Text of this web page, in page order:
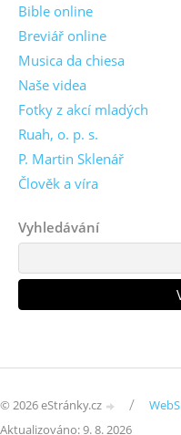
Bible online
Breviář online
Musica da chiesa
Naše videa
Fotky z akcí mladých
Ruah, o. p. s.
P. Martin Sklenář
Člověk a víra
Vyhledávání
© 2026 eStránky.cz /
Aktualizováno: 9. 8. 2026